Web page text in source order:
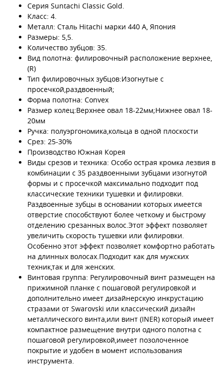
Серия Suntachi Classic Gold.
Класс: 4.
Металл: Сталь Hitachi марки 440 А, Япония
Размеры: 5,5.
Количество зубцов: 35.
Вид полотна: филировочный расположение верхнее,
(R)
Тип филировочных зубцов:Изогнутые с
просечкой,раздвоенный;
Форма полотна: Convex
Размер колец:Верхнее овал 18-22мм;Нижнее овал 18-
20мм
Ручка: полуэргономика,кольца в одной плоскости
Срез: 25-30%
Производство Южная Корея
Виды срезов и техника: Особо острая кромка лезвия в
комбинации с 35 раздвоенными зубцами изогнутой
формы и с просечкой максимально подходит под
классические техники тушевки и филировки.
Раздвоенные зубцы в основании которых имеется
отверстие способствуют более четкому и быстрому
отделению срезанных волос.Этот эффект позволяет
увеличить скорость тушевки или филировки.
Особенно этот эффект позволяет комфортно работать
на длинных волосах.Подходит как для мужских
техник,так и для женских.
Винтовая группа: Регулировочный винт размещен на
прижимной планке с пошаговой регулировкой и
дополнительно имеет дизайнерскую инкрустацию
стразами от Swarovski или классический дизайн
металлического винта,или винт (INER) который имеет
компактное размещение внутри одного полотна с
пошаговой регулировкой,имеет позолоченное
покрытие и удобен в момент использования
инструмента.